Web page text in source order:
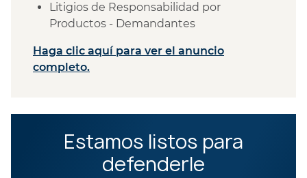
Litigios de Responsabilidad por
Productos - Demandantes
Haga clic aquí para ver el anuncio
completo.
Estamos listos para
defenderle